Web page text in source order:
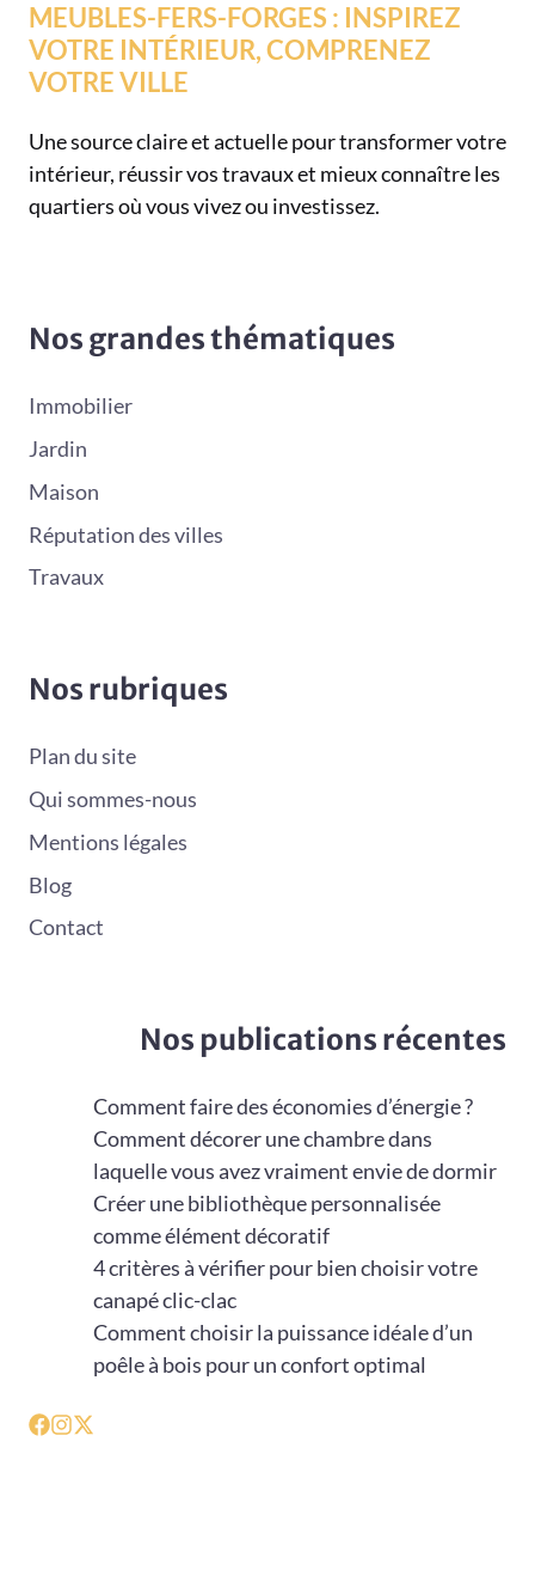
MEUBLES-FERS-FORGES : INSPIREZ
VOTRE INTÉRIEUR, COMPRENEZ
VOTRE VILLE
Une source claire et actuelle pour transformer votre
intérieur, réussir vos travaux et mieux connaître les
quartiers où vous vivez ou investissez.
Nos grandes thématiques
Immobilier
Jardin
Maison
Réputation des villes
Travaux
Nos rubriques
Plan du site
Qui sommes-nous
Mentions légales
Blog
Contact
Nos publications récentes
Comment faire des économies d’énergie ?
Comment décorer une chambre dans
laquelle vous avez vraiment envie de dormir
Créer une bibliothèque personnalisée
comme élément décoratif
4 critères à vérifier pour bien choisir votre
canapé clic-clac
Comment choisir la puissance idéale d’un
poêle à bois pour un confort optimal